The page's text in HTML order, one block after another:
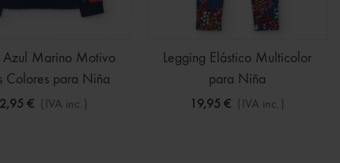
Azul Marino Motivo
Colores para Niña
€ (IVA inc.)
Legging Elástico Multicolor
para Niña
19,95 € (IVA inc.)